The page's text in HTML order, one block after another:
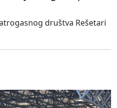
društva Rešetari